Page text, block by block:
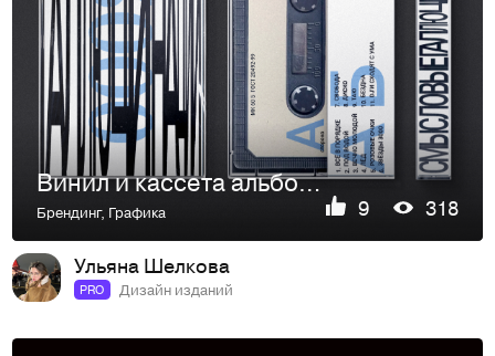
Винил и кассета альбома 3000 (Смысловые галлюцинации)
Брендинг, Графика 9 318
Ульяна Шелкова
PRO Дизайн изданий